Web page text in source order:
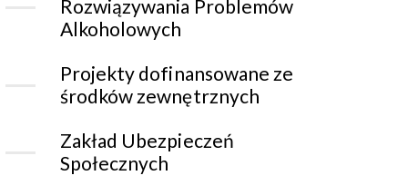
Rozwiązywania Problemów
Alkoholowych
Projekty dofinansowane ze
środków zewnętrznych
Zakład Ubezpieczeń
Społecznych